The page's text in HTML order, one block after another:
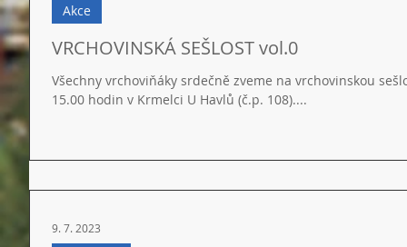
VRCHOVINSKÁ SEŠLOST vol.0
Všechny vrchoviňáky srdečně zveme na vrchovinskou
15.00 hodin v Krmelci U Havlů (č.p. 108)....
Akce
9. 7. 2023